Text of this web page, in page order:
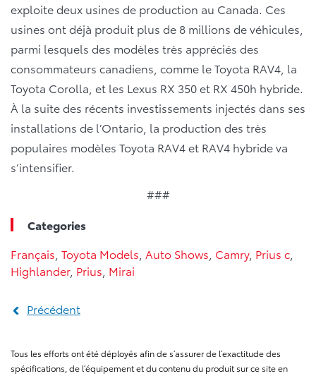
exploite deux usines de production au Canada. Ces
usines ont déjà produit plus de 8 millions de véhicules,
parmi lesquels des modèles très appréciés des
consommateurs canadiens, comme le Toyota RAV4, la
Toyota Corolla, et les Lexus RX 350 et RX 450h hybride.
À la suite des récents investissements injectés dans ses
installations de l’Ontario, la production des très
populaires modèles Toyota RAV4 et RAV4 hybride va
s’intensifier.
###
Categories
Français Toyota Models Auto Shows Camry, Prius c
Highlander, Prius Mirai
Précédent
Tous les efforts ont été déployés afin de s’assurer de l’exactitude des
spécifications, de l’équipement et du contenu du produit sur ce site en